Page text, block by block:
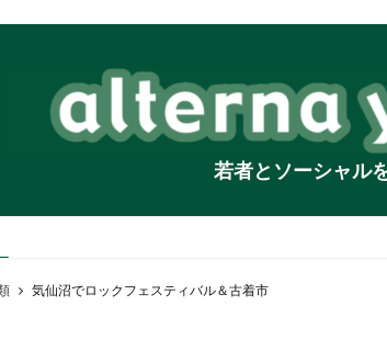
若者とソーシャル
気仙沼でロックフェスティバル＆古着市